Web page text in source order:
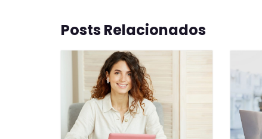
Posts Relacionados